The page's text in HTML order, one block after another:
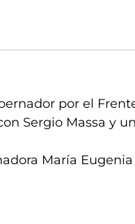
por el
Sergio Massa y
María